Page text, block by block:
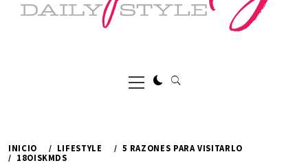
Menú
principal
INICIO LIFESTYLE
5 RAZONES PARA VISITARLO
18OISKMDS